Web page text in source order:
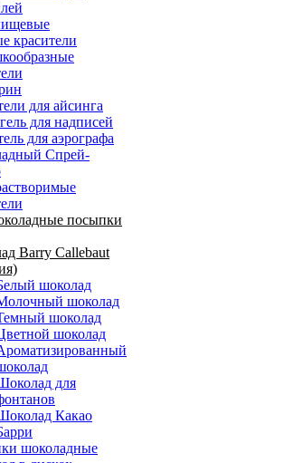
красители
для айсинга
для надписей
для аэрографа
Спрей-
посыпки
Barry Callebaut
шоколад
шоколад
шоколад
шоколад
для
Какао
шоколадные